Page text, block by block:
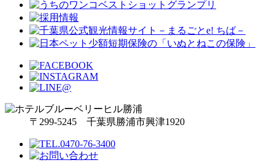
〒299-5245 千葉県勝浦市興津1920